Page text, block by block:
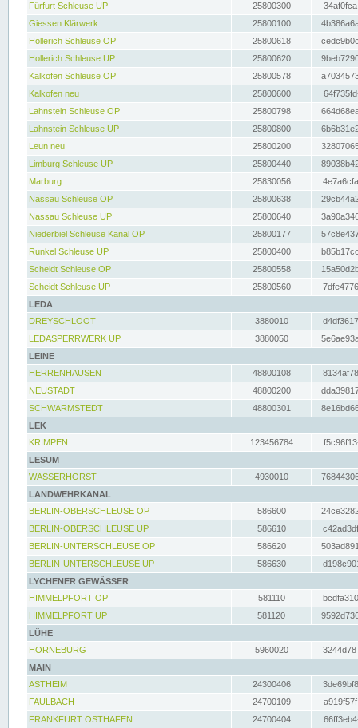
Fürfurt Schleuse UP
25800300
Giessen Klärwerk
25800100
Hollerich Schleuse OP
25800618
Hollerich Schleuse UP
25800620
Kalkofen Schleuse OP
25800578
Kalkofen neu
25800600
Lahnstein Schleuse OP
25800798
Lahnstein Schleuse UP
25800800
Leun neu
25800200
Limburg Schleuse UP
25800440
Marburg
25830056
Nassau Schleuse OP
25800638
Nassau Schleuse UP
25800640
Niederbiel Schleuse Kanal OP
25800177
Runkel Schleuse UP
25800400
Scheidt Schleuse OP
25800558
Scheidt Schleuse UP
25800560
LEDA
DREYSCHLOOT
3880010
LEDASPERRWERK UP
3880050
LEINE
HERRENHAUSEN
48800108
NEUSTADT
48800200
SCHWARMSTEDT
48800301
LEK
KRIMPEN
123456784
LESUM
WASSERHORST
4930010
LANDWEHRKANAL
BERLIN-OBERSCHLEUSE OP
586600
BERLIN-OBERSCHLEUSE UP
586610
BERLIN-UNTERSCHLEUSE OP
586620
BERLIN-UNTERSCHLEUSE UP
586630
LYCHENER GEWÄSSER
HIMMELPFORT OP
581110
HIMMELPFORT UP
581120
LÜHE
HORNEBURG
5960020
MAIN
ASTHEIM
24300406
FAULBACH
24700109
FRANKFURT OSTHAFEN
24700404